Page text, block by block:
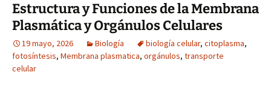
Estructura y Funciones de la Membrana
Plasmática y Orgánulos Celulares
19 mayo, 2026 Biología biología celular, citoplasma,
fotosíntesis, Membrana plasmatica, orgánulos, transporte
celular